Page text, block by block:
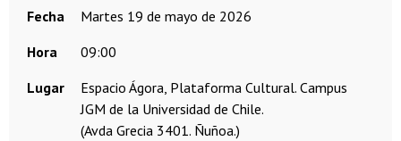
Fecha
martes 19 de mayo de 2026
Hora
09:00
Lugar
Espacio Ágora, Plataforma Cultural. Campus
JGM de la Universidad de Chile.
(Avda Grecia 3401. Ñuñoa.)